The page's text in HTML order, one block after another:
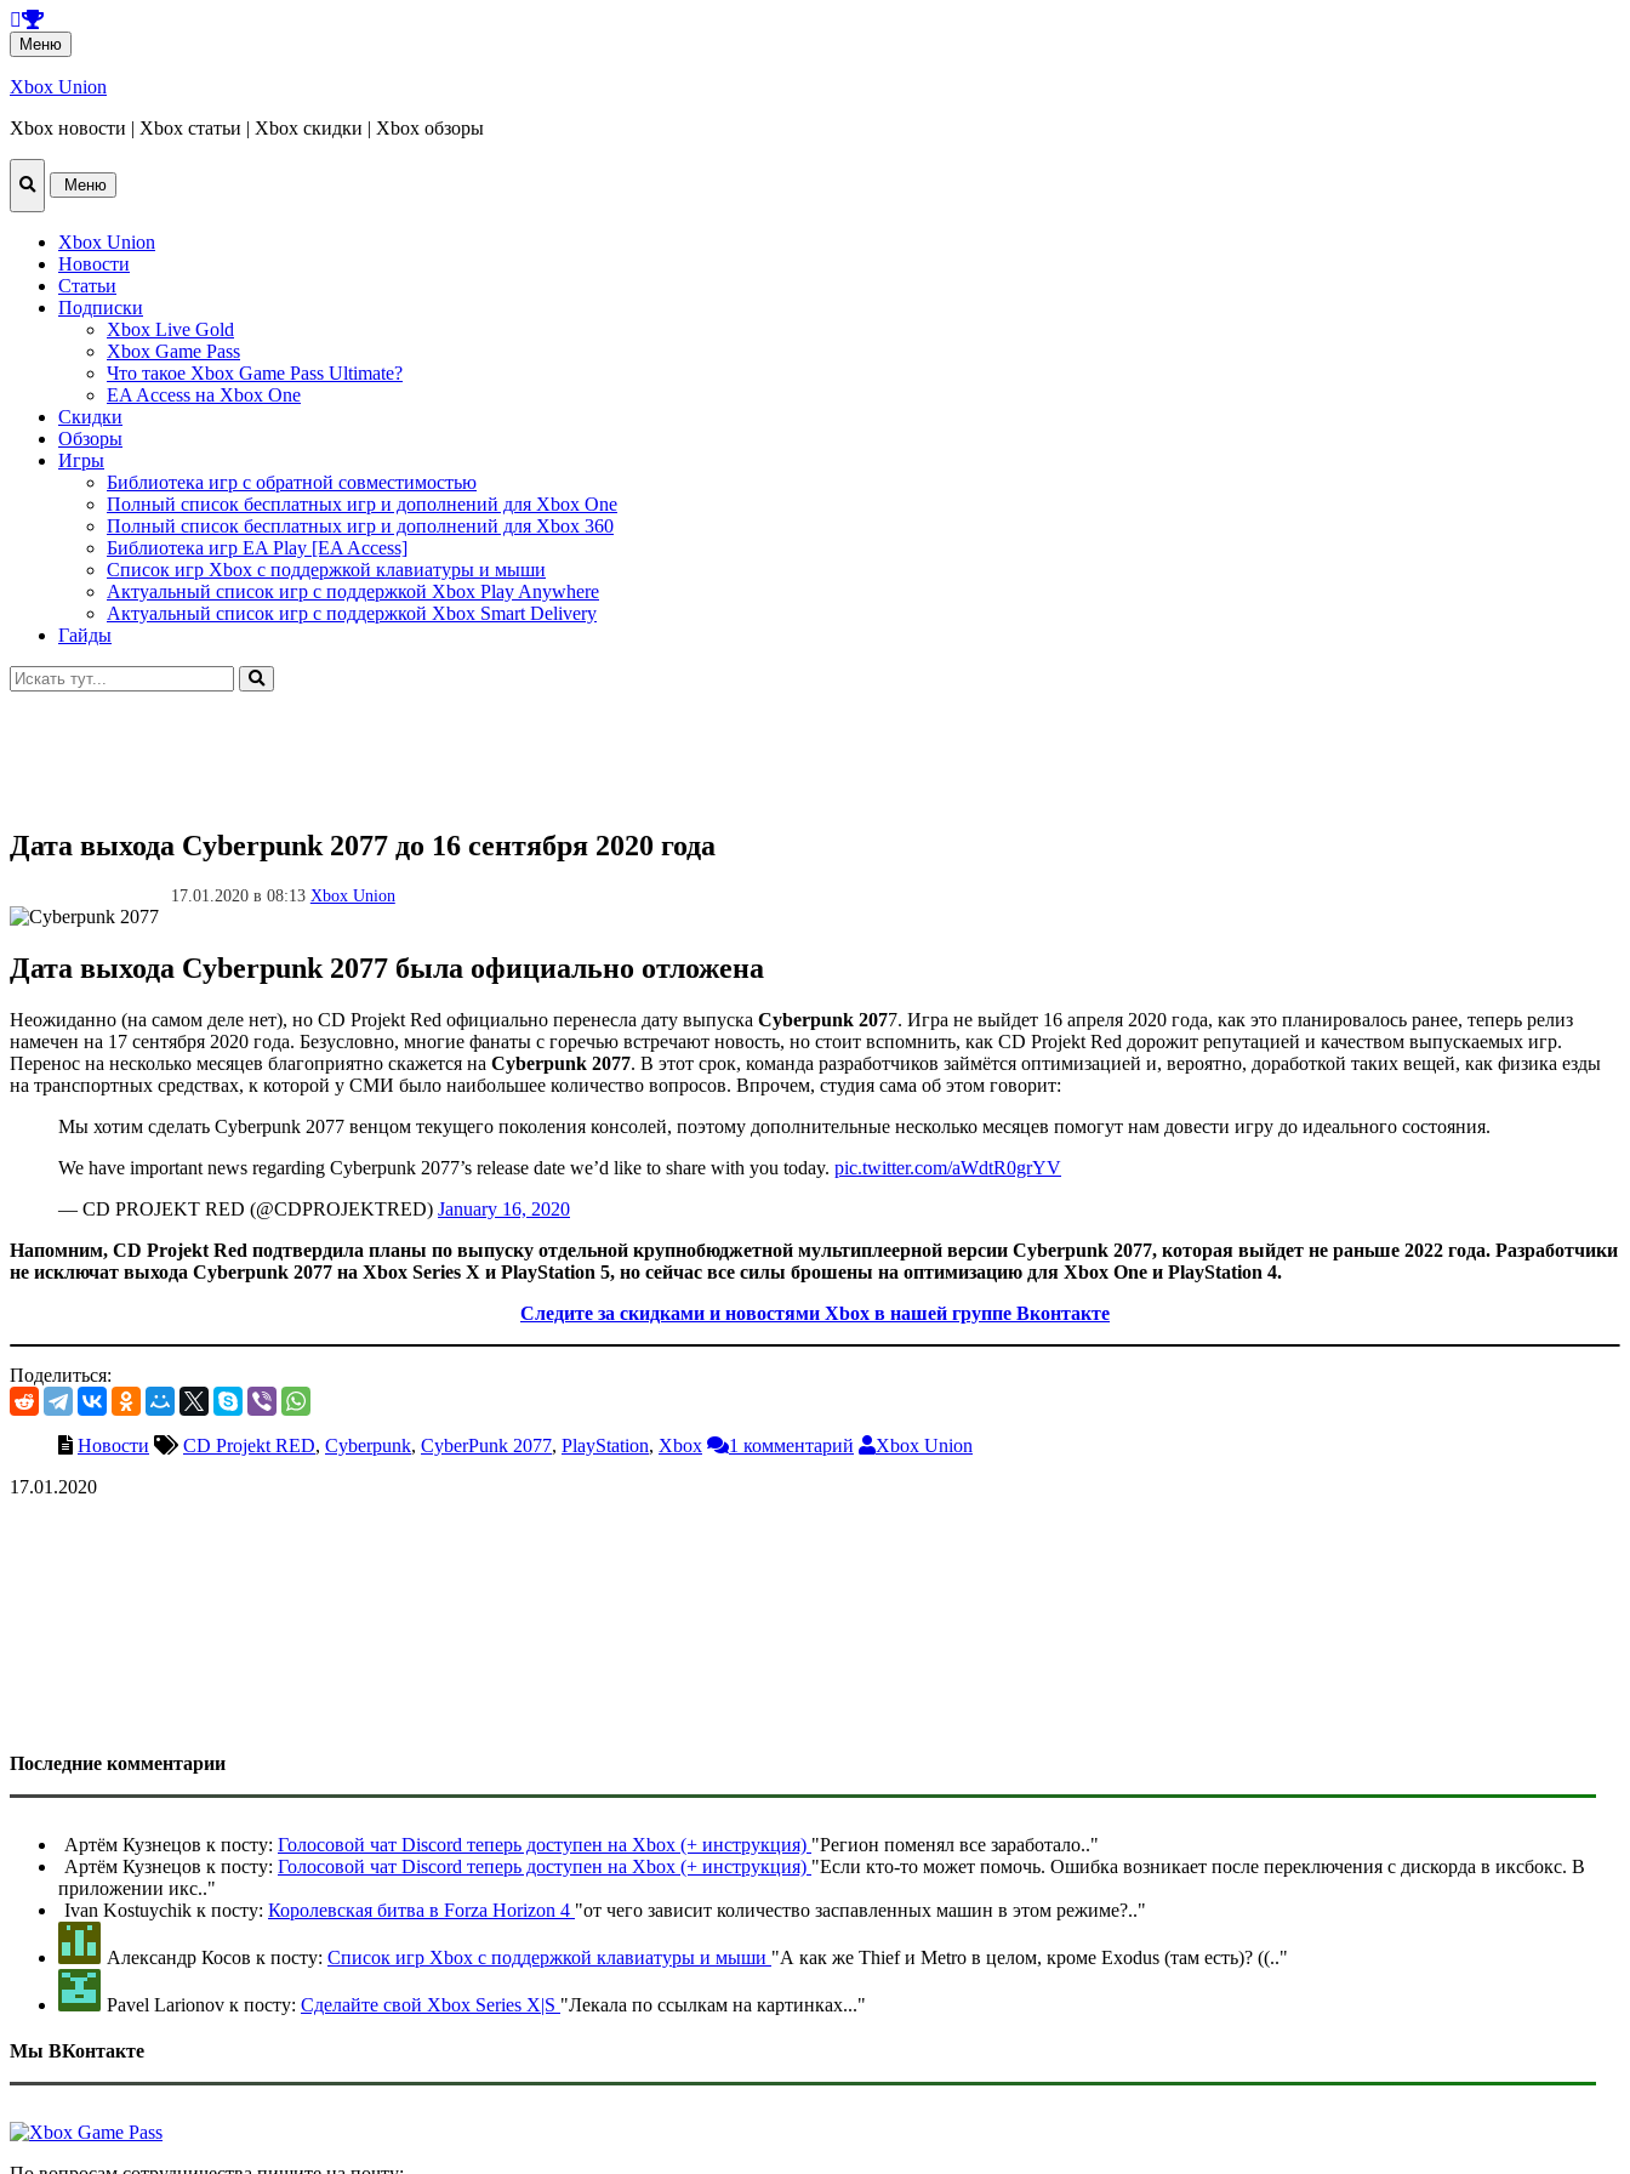
Меню Перейти
к
содержанию
Xbox Union
Xbox новости | Xbox статьи | Xbox скидки | Xbox обзоры
Меню к
Xbox Union
Новости
Статьи
Подписки
Xbox Live Gold
Xbox Game Pass
Что такое Xbox Game Pass Ultimate?
EA Access на Xbox One
Скидки
Обзоры
Игры
Библиотека игр с обратной совместимостью
Полный список бесплатных игр и дополнений для Xbox One
Полный список бесплатных игр и дополнений для Xbox 360
Библиотека игр EA Play [EA Access]
Список игр Xbox c поддержкой клавиатуры и мыши
Актуальный список игр с поддержкой Xbox Play Anywhere
Актуальный список игр с поддержкой Xbox Smart Delivery
Гайды
Искать:
Дата выхода Cyberpunk 2077 до 16 сентября 2020 года
17.01.2020 в 08:13 Xbox Union
Дата выхода Cyberpunk 2077 была официально отложена
Неожиданно (на самом деле нет), но CD Projekt Red официально перенесла дату выпуска Cyberpunk 2077. Игра не выйдет 16 апреля 2020 года, как это планировалось ранее, теперь релиз
намечен на 17 сентября 2020 года. Безусловно, многие фанаты с горечью встречают новость, но стоит вспомнить, как CD Projekt Red дорожит репутацией и качеством выпускаемых игр.
Перенос на несколько месяцев благоприятно скажется на Cyberpunk 2077. В этот срок, команда разработчиков займётся оптимизацией и, вероятно, доработкой таких вещей, как физика езды
на транспортных средствах, к которой у СМИ было наибольшее количество вопросов. Впрочем, студия сама об этом говорит:
Мы хотим сделать Cyberpunk 2077 венцом текущего поколения консолей, поэтому дополнительные несколько месяцев помогут нам довести игру до идеального состояния.
We have important news regarding Cyberpunk 2077’s release date we’d like to share with you today. pic.twitter.com/aWdtR0grYV
— CD PROJEKT RED (@CDPROJEKTRED) January 16, 2020
Напомним, CD Projekt Red подтвердила планы по выпуску отдельной крупнобюджетной мультиплеерной версии Cyberpunk 2077, которая выйдет не раньше 2022 года. Разработчики
не исключат выхода Cyberpunk 2077 на Xbox Series X и PlayStation 5, но сейчас все силы брошены на оптимизацию для Xbox One и PlayStation 4.
Следите за скидками и новостями Xbox в нашей группе Вконтакте
Поделиться:
Новости CD Projekt RED, Cyberpunk, CyberPunk 2077, PlayStation, Xbox 1 комментарий
Xbox Union
17.01.2020
Последние комментарии
Артём Кузнецов к посту: Голосовой чат Discord теперь доступен на Xbox (+ инструкция) "Регион поменял все заработало.."
Артём Кузнецов к посту: Голосовой чат Discord теперь доступен на Xbox (+ инструкция) "Если кто-то может помочь. Ошибка возникает после переключения с дискорда в иксбокс. В
приложении икс.."
Ivan Kostuychik к посту: Королевская битва в Forza Horizon 4 "от чего зависит количество заспавленных машин в этом режиме?.."
Александр Косов к посту: Список игр Xbox c поддержкой клавиатуры и мыши "А как же Thief и Metro в целом, кроме Exodus (там есть)? ((.."
Pavel Larionov к посту: Сделайте свой Xbox Series X|S "Лекала по ссылкам на картинках..."
Мы ВКонтакте